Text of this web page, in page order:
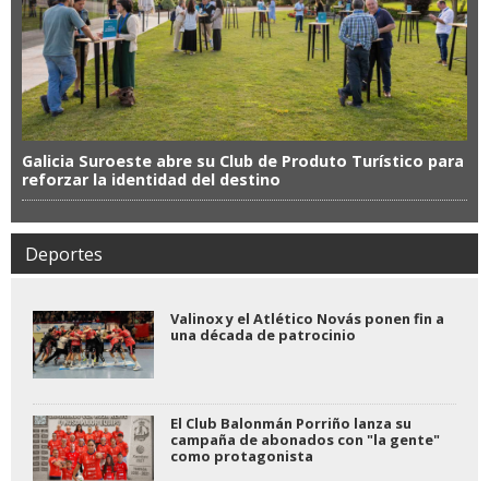
Galicia Suroeste abre su Club de Produto Turístico para
reforzar la identidad del destino
Deportes
Valinox y el Atlético Novás ponen fin a
una década de patrocinio
El Club Balonmán Porriño lanza su
campaña de abonados con "la gente"
como protagonista